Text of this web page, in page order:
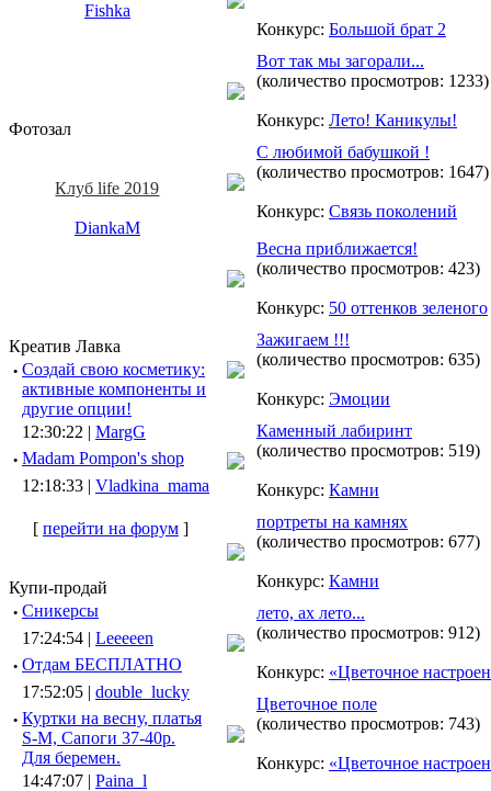
Fishka
Фотозал
Клуб life 2019
DiankaM
Креатив Лавка
· Создай свою косметику:
активные компоненты и
другие опции!
12:30:22 | MargG
· Madam Pompon's shop
12:18:33 | Vladkina_mama
[ перейти на форум ]
Купи-продай
· Сникерсы
17:24:54 | Leeeeen
· Отдам БЕСПЛАТНО
17:52:05 | double_lucky
· Куртки на весну, платья
S-M, Сапоги 37-40р.
Для беремен.
14:47:07 | Paina_l
Конкурс: Большой брат 2
Вот так мы загорали...
(количество просмотров: 1233)
Конкурс: Лето! Каникулы!
С любимой бабушкой !
(количество просмотров: 1647)
Конкурс: Связь поколений
Весна приближается!
(количество просмотров: 423)
Конкурс: 50 оттенков зеленого
Зажигаем !!!
(количество просмотров: 635)
Конкурс: Эмоции
Каменный лабиринт
(количество просмотров: 519)
Конкурс: Камни
портреты на камнях
(количество просмотров: 677)
Конкурс: Камни
лето, ах лето...
(количество просмотров: 912)
Конкурс: «Цветочное
Цветочное поле
(количество просмотров: 743)
Конкурс: «Цветочное